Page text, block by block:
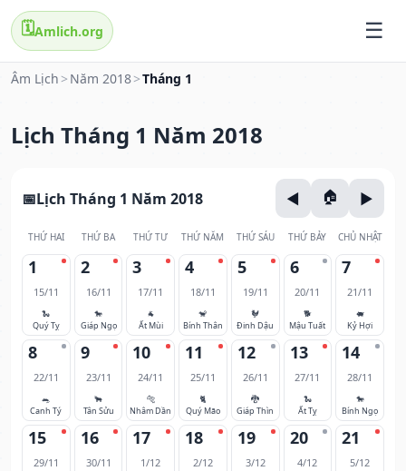
🗓️Amlich.org
Âm Lịch > Năm 2018>Tháng 1
Lịch Tháng 1 Năm 2018
Lịch Tháng 1 Năm 2018
THỨ HAI THỨ BA THỨ TƯ THỨ NĂM THỨ SÁU THỨ BẢY CHỦ NHẬT
1
15/11
🐍
Quý Tỵ
2
16/11
🐎
Giáp Ngọ
3
17/11
🐐
Ất Mùi
4
18/11
🐒
Bính Thân
5
19/11
🐓
Đinh Dậu
6
20/11
🐕
Mậu Tuất
7
21/11
🐖
Kỷ Hợi
8
22/11
🐀
Canh Tý
9
23/11
🐂
Tân Sửu
10
24/11
🐅
Nhâm Dần
11
25/11
🐈
Quý Mão
12
26/11
🐉
Giáp Thìn
13
27/11
🐍
Ất Tỵ
14
28/11
🐎
Bính Ngọ
15
29/11
16
30/11
17
1/12
18
2/12
19
3/12
20
4/12
21
5/12